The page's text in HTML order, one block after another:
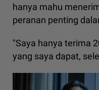
hanya mahu
peranan penting
"Saya hanya terima
yang saya dapat,